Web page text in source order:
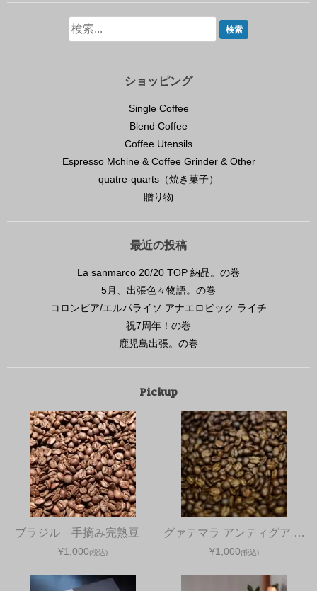
ショッピング
Single Coffee
Blend Coffee
Coffee Utensils
Espresso Mchine & Coffee Grinder & Other
quatre-quarts（焼き菓子）
贈り物
最近の投稿
La sanmarco 20/20 TOP 納品。の巻
5月、出張色々物語。の巻
コロンビア/エルパライソ アナエロビック ライチ
祝7周年！の巻
鹿児島出張。の巻
Pickup
ブラジル 手摘み完熟豆
¥1,000(税込)
グァテマラ アンティグア …
¥1,000(税込)